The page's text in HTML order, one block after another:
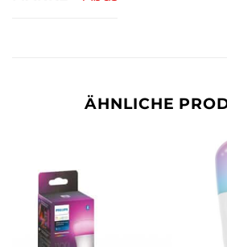
ÄHNLICHE